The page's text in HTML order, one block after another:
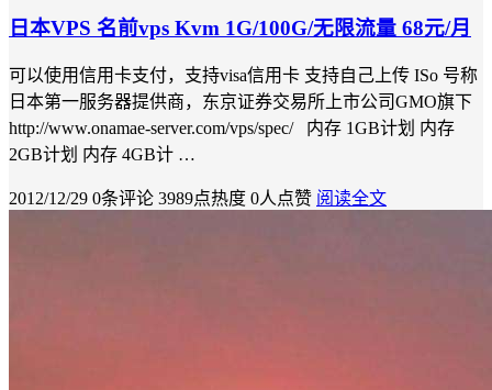
日本VPS 名前vps Kvm 1G/100G/无限流量 68元/月
可以使用信用卡支付，支持visa信用卡 支持自己上传 ISo 号称
日本第一服务器提供商，东京证券交易所上市公司GMO旗下
http://www.onamae-server.com/vps/spec/ 内存 1GB计划 内存
2GB计划 内存 4GB计 …
2012/12/29 0条评论 3989点热度 0人点赞 阅读全文